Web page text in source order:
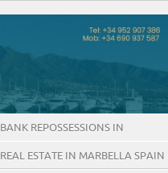
BANK REPOSSESSIONS IN
MARBELLA SPAIN
REAL ESTATE IN MARBELLA SPAIN